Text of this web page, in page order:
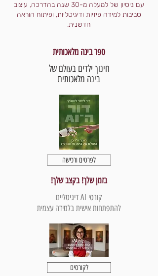
עם ניסיון של למעלה מ-30 שנה בהדרכה, עיצוב
סביבות למידה פיזיות ודיגיטליות, ופיתוח הוראה
חדשנית.
ספר בינה מלאכותית
חינוך ילדים בעולם של
בינה מלאכותית
לפרטים ורכישה
בזמן שלך! בקצב שלך!
קורסי AI דיגיטליים
להתפתחות אישית בלמידה עצמית
לקורסים